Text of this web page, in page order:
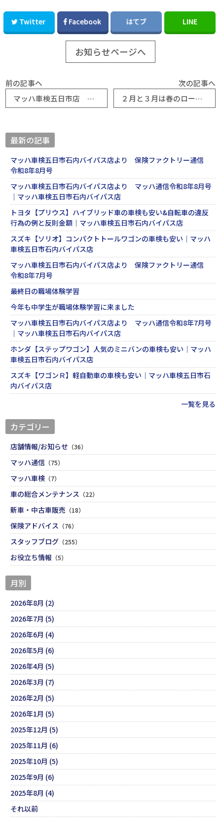
Twitter Facebook はてブ LINE
お知らせページへ
前の記事へ
マッハ車検五日市店 マッハ通信2月号！
次の記事へ
２月と３月は春のロータスキャンペーン！ロータスクラブサウンドロゴの決定を記念
最新の記事
マッハ車検五日市石内バイパス店より 保険ファクトリー通信
令和8年8月号
マッハ車検五日市石内バイパス店より マッハ通信令和8年8月号
｜マッハ車検五日市石内バイパス店
トヨタ【プリウス】ハイブリッド車の車検も安い&自転車の違反
行為の例と反則金額｜マッハ車検五日市石内バイパス店
スズキ【ソリオ】コンパクトトールワゴンの車検も安い｜マッハ
車検五日市石内バイパス店
マッハ車検五日市石内バイパス店より 保険ファクトリー通信
令和8年7月号
最終日の職場体験学習
今年も中学生が職場体験学習に来ました
マッハ車検五日市石内バイパス店より マッハ通信令和8年7月号
｜マッハ車検五日市石内バイパス店
ホンダ【ステップワゴン】人気のミニバンの車検も安い｜マッハ
車検五日市石内バイパス店
スズキ【ワゴンＲ】軽自動車の車検も安い｜マッハ車検五日市石
内バイパス店
一覧を見る
カテゴリー
店舗情報/お知らせ （36）
マッハ通信 （75）
マッハ車検 （7）
車の総合メンテナンス （22）
新車・中古車販売 （18）
保険アドバイス （76）
スタッフブログ （255）
お役立ち情報 （5）
月別
2026年8月 (2)
2026年7月 (5)
2026年6月 (4)
2026年5月 (6)
2026年4月 (5)
2026年3月 (7)
2026年2月 (5)
2026年1月 (5)
2025年12月 (5)
2025年11月 (6)
2025年10月 (5)
2025年9月 (6)
2025年8月 (4)
それ以前